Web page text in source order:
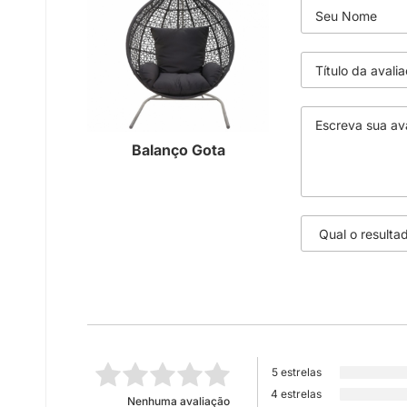
Balanço Gota
Nenhuma avaliação
5 estrelas
4 estrelas